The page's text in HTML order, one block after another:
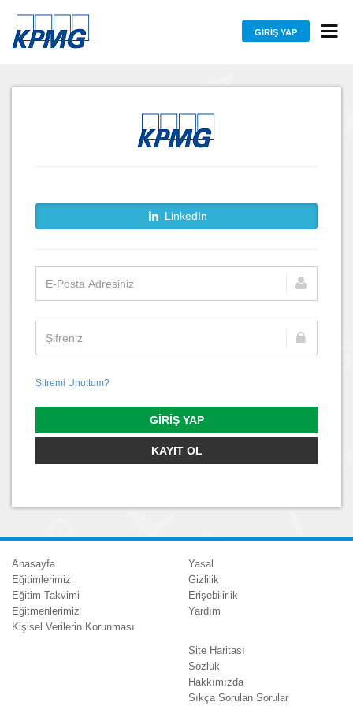
GIRIŞ YAP
LinkedIn
Şifremi Unuttum?
GIRIŞ YAP
KAYIT OL
Anasayfa
Eğitimlerimiz
Eğitim Takvimi
Eğitmenlerimiz
Kişisel Verilerin Korunması
Yasal
Gizlilik
Erişebilirlik
Yardım
Site Haritası
Sözlük
Hakkımızda
Sıkça Sorulan Sorular